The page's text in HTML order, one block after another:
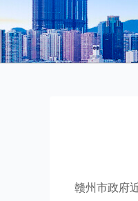
赣州市政府